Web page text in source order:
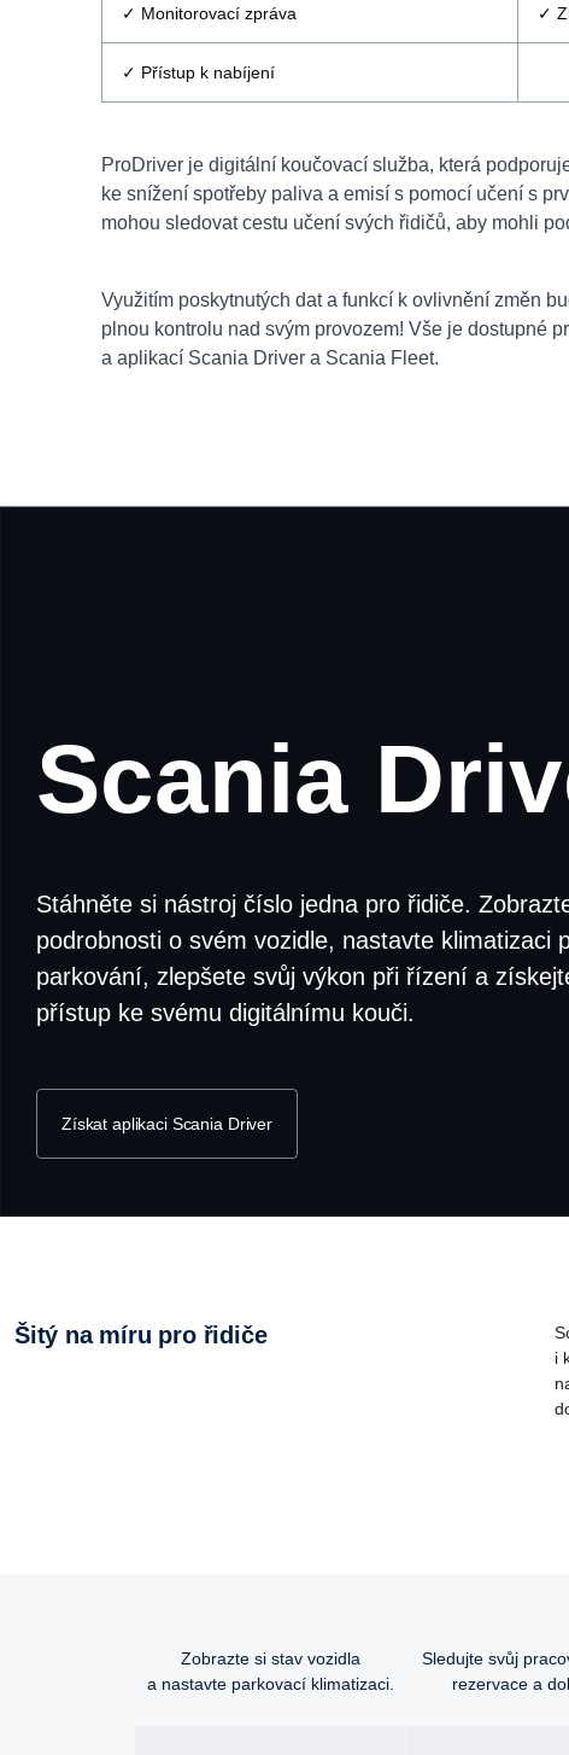
✓ Monitorovací zpráva ✓
✓ Přístup k nabíjení
ProDriver je digitální koučovací služba, která
ke snížení spotřeby paliva a emisí s pomocí učení s
mohou sledovat cestu učení svých řidičů, aby mohli
Využitím poskytnutých dat a funkcí k ovlivnění změn
plnou kontrolu nad svým provozem! Vše je dostupné
a aplikací Scania Driver a Scania Fleet.
Scania
Stáhněte si nástroj číslo jedna pro řidiče.
podrobnosti o svém vozidle, nastavte klimatizaci
parkování, zlepšete svůj výkon při řízení a
přístup ke svému digitálnímu kouči.
Získat aplikaci Scania Driver
Šitý na míru pro řidiče
i
Zobrazte si stav vozidla
a nastavte parkovací klimatizaci.
Sledujte svůj
rezervace a